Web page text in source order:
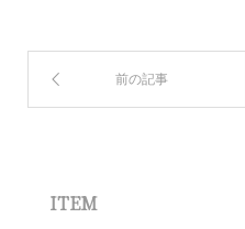
ITEM